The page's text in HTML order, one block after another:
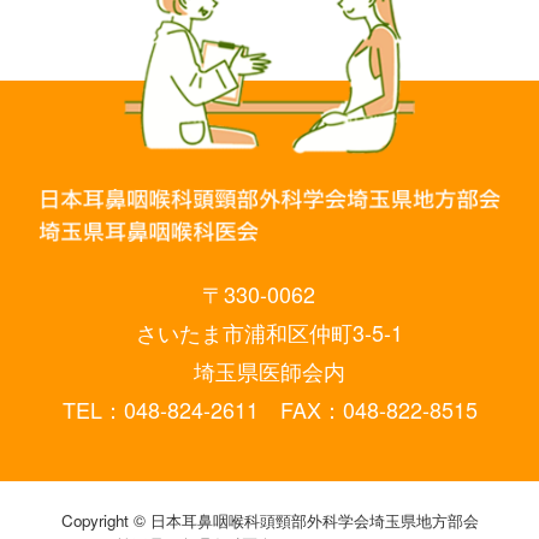
〒330-0062
さいたま市浦和区仲町3-5-1
埼玉県医師会内
TEL：048-824-2611 FAX：048-822-8515
Copyright © 日本耳鼻咽喉科頭頸部外科学会埼玉県地方部会